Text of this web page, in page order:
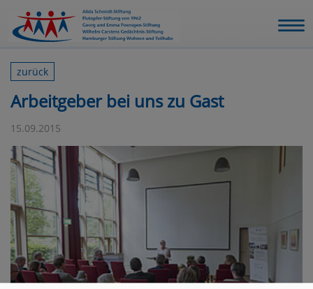
zurück
Arbeitgeber bei uns zu Gast
15.09.2015